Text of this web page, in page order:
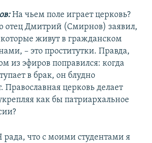
На чьем поле играет церковь?
отец Дмитрий (Смирнов) заявил,
живут в гражданском
– это проститутки. Правда,
из эфиров поправился: когда
в брак, он блудно
Православная церковь делает
как бы патриархальное
рада, что с моими студентами я